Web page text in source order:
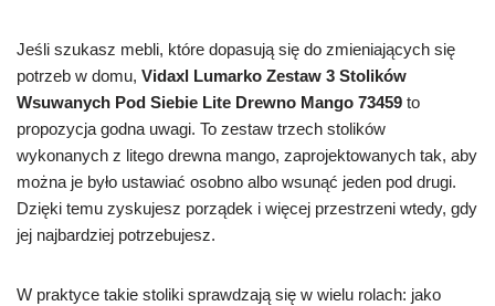
Jeśli szukasz mebli, które dopasują się do zmieniających się
potrzeb w domu, Vidaxl Lumarko Zestaw 3 Stolików
Wsuwanych Pod Siebie Lite Drewno Mango 73459 to
propozycja godna uwagi. To zestaw trzech stolików
wykonanych z litego drewna mango, zaprojektowanych tak, aby
można je było ustawiać osobno albo wsunąć jeden pod drugi.
Dzięki temu zyskujesz porządek i więcej przestrzeni wtedy, gdy
jej najbardziej potrzebujesz.
W praktyce takie stoliki sprawdzają się w wielu rolach: jako